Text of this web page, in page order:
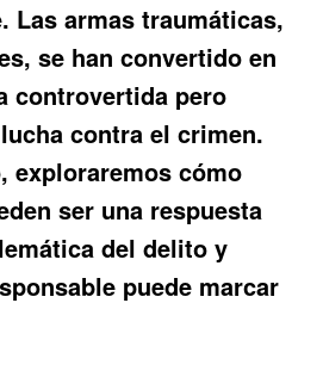
Lasarmas traumáticas,
se han convertido en
controvertida pero
contra el crimen.
exploraremos cómo
ser una respuesta
del delito y
puede marcar